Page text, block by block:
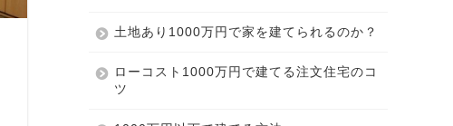
土地あり1000万円で家を建てられるのか？
ローコスト1000万円で建てる注文住宅のコ
ツ